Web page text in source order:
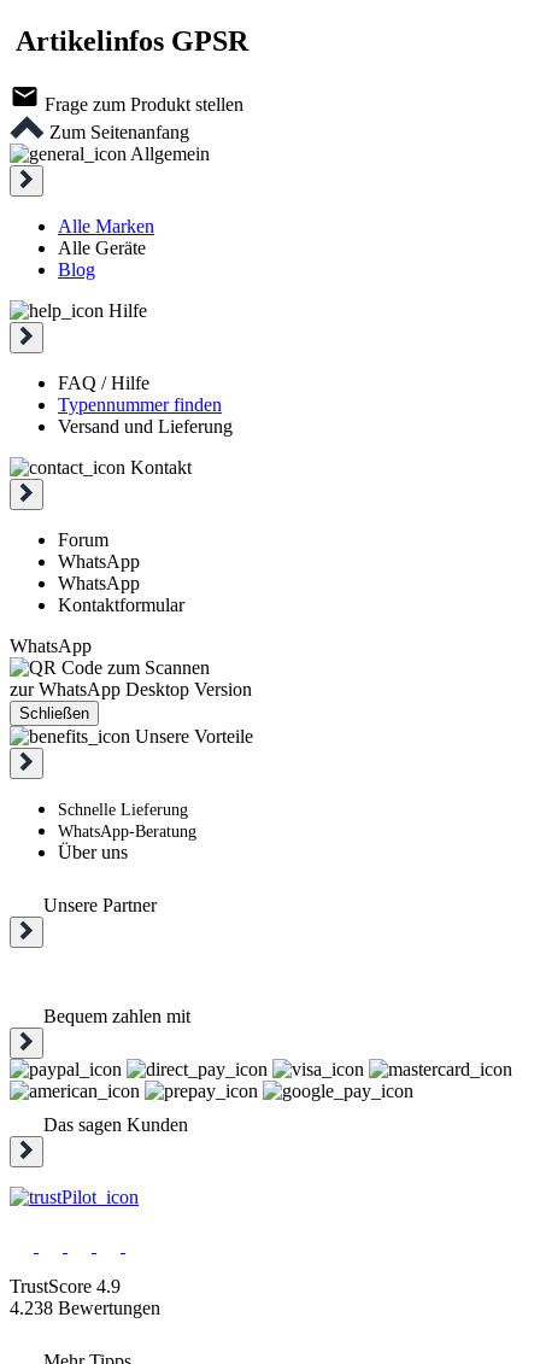
Artikelinfos GPSR
Frage zum Produkt stellen
Zum Seitenanfang
Allgemein
Alle Marken
Alle Geräte
Blog
Hilfe
FAQ / Hilfe
Typennummer finden
Versand und Lieferung
Kontakt
Forum
WhatsApp
WhatsApp
Kontaktformular
WhatsApp
zur WhatsApp Desktop Version
Schließen
Unsere Vorteile
Schnelle Lieferung
WhatsApp-Beratung
Über uns
Das sagen Kunden
Mehr Tipps